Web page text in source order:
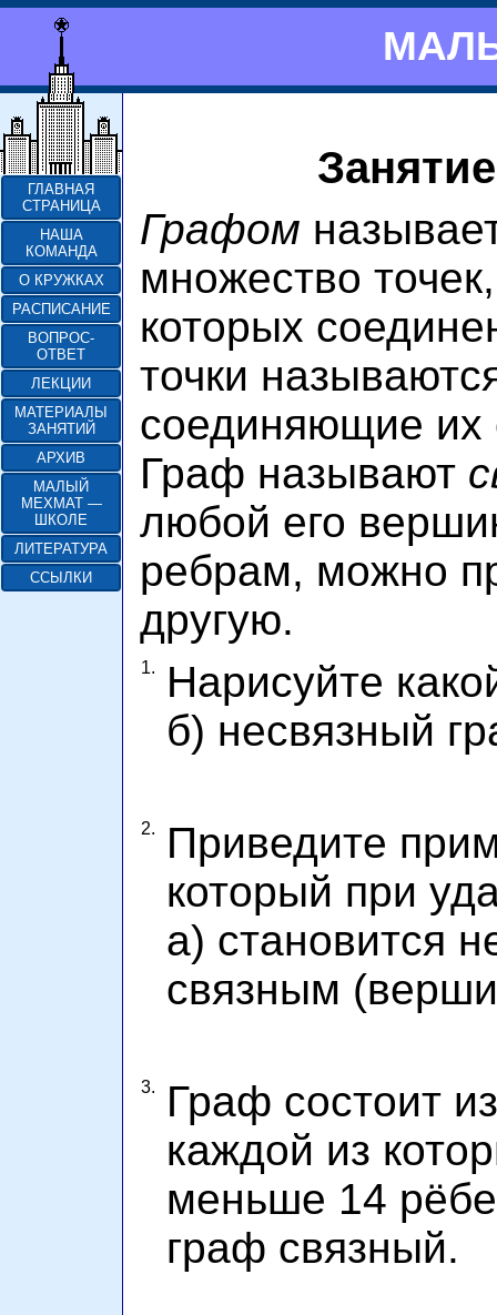
ГЛАВНАЯ
СТРАНИЦА
НАША
КОМАНДА
О КРУЖКАХ
РАСПИСАНИЕ
ВОПРОС-
ОТВЕТ
ЛЕКЦИИ
МАТЕРИАЛЫ
ЗАНЯТИЙ
АРХИВ
МАЛЫЙ
МЕХМАТ —
ШКОЛЕ
ЛИТЕРАТУРА
ССЫЛКИ
Графом
множество
которых
точки
соединяющие их
Граф называют
любой его
ребрам, можно
другую.
1.
Нарисуйте
б) несвязный
2.
Приведите
который при
а) становится
связным
3.
Граф состоит
каждой из
меньше 14
граф связный.